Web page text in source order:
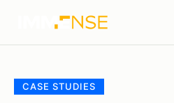
CASE STUDIES